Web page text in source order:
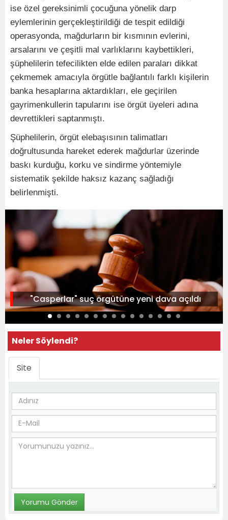
ise özel gereksinimli çocuğuna yönelik darp
eylemlerinin gerçekleştirildiği de tespit edildiği
operasyonda, mağdurların bir kısmının evlerini,
arsalarını ve çeşitli mal varlıklarını kaybettikleri,
şüphelilerin tefecilikten elde edilen paraları dikkat
çekmemek amacıyla örgütle bağlantılı farklı kişilerin
banka hesaplarına aktardıkları, ele geçirilen
gayrimenkullerin tapularını ise örgüt üyeleri adına
devrettikleri saptanmıştı.
Şüphelilerin, örgüt elebaşısının talimatları
doğrultusunda hareket ederek mağdurlar üzerinde
baskı kurduğu, korku ve sindirme yöntemiyle
sistematik şekilde haksız kazanç sağladığı
belirlenmişti.
"Casperlar" suç örgütüne yeni dava açıldı
Neler Söylendi?
Site